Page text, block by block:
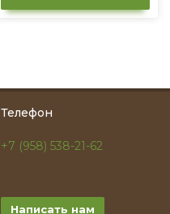
Телефон
+7 (958) 538-21-62
Написать нам